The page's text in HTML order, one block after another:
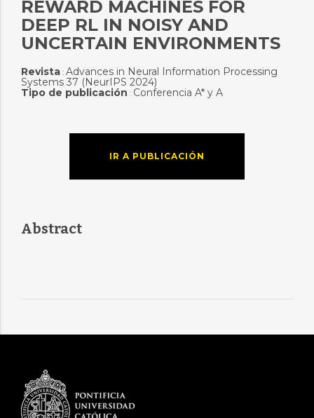
REWARD MACHINES FOR
DEEP RL IN NOISY AND
UNCERTAIN ENVIRONMENTS
Revista: Advances in Neural Information Processing
Systems 37 (NeurIPS 2024)
Tipo de publicación : Conferencia A* y A
IR A PUBLICACIÓN
Abstract